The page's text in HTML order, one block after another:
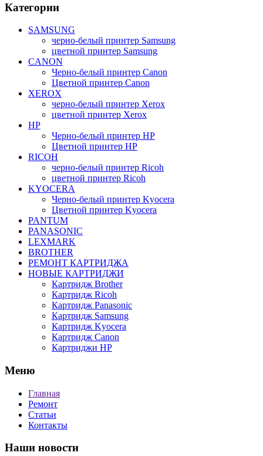
Категории
SAMSUNG
черно-белый принтер Samsung
цветной принтер Samsung
CANON
Черно-белый принтер Canon
Цветной принтер Canon
XEROX
черно-белый принтер Xerox
цветной принтер Xerox
HP
Черно-белый принтер HP
Цветной принтер HP
RICOH
черно-белый принтер Ricoh
цветной принтер Ricoh
KYOCERA
Черно-белый принтер Kyocera
Цветной принтер Kyocera
PANTUM
PANASONIC
LEXMARK
BROTHER
РЕМОНТ КАРТРИДЖА
НОВЫЕ КАРТРИДЖИ
Картридж Brother
Картридж Ricoh
Картридж Panasonic
Картридж Samsung
Картридж Kyocera
Картридж Canon
Картриджи HP
Меню
Главная
Ремонт
Статьи
Контакты
Наши новости